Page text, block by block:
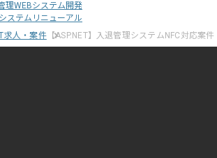
理WEBシステム開発
システムリニューアル
求人・案件【ASP.NET】入退管理システムNFC対応案件